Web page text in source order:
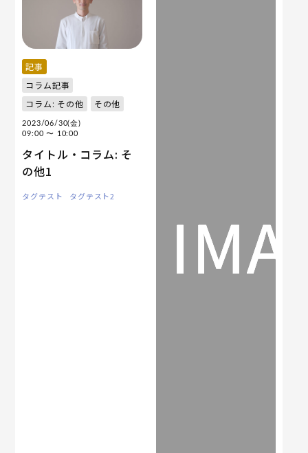
記事
コラム記事
コラム: その他
その他
2023/06/30(金)
09:00〜 10:00
タイトル・コラム: そ
の他1
タグテスト タグテスト2